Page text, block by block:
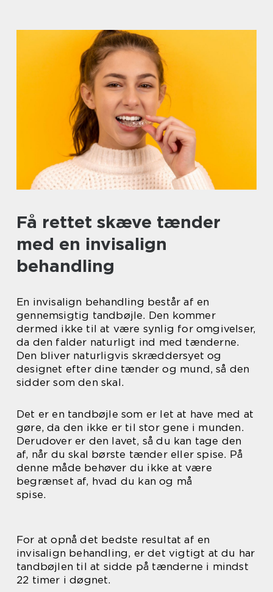
Få rettet skæve tænder
med en invisalign
behandling
En invisalign behandling består af en
gennemsigtig tandbøjle. Den kommer
dermed ikke til at være synlig for omgivelser,
da den falder naturligt ind med tænderne.
Den bliver naturligvis skræddersyet og
designet efter dine tænder og mund, så den
sidder som den skal.
Det er en tandbøjle som er let at have med at
gøre, da den ikke er til stor gene i munden.
Derudover er den lavet, så du kan tage den
af, når du skal børste tænder eller spise. På
denne måde behøver du ikke at være
begrænset af, hvad du kan og må
spise.
For at opnå det bedste resultat af en
invisalign behandling, er det vigtigt at du har
tandbøjlen til at sidde på tænderne i mindst
22 timer i døgnet.